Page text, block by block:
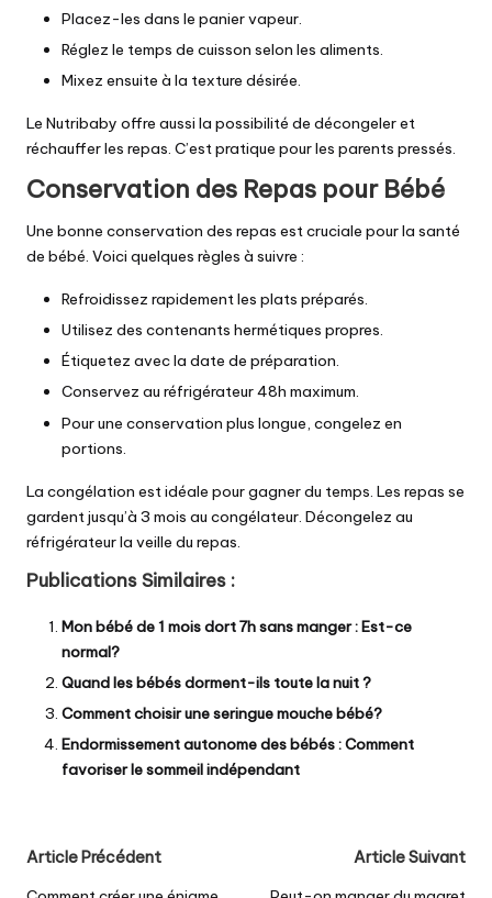
Placez-les dans le panier vapeur.
Réglez le temps de cuisson selon les aliments.
Mixez ensuite à la texture désirée.
Le Nutribaby offre aussi la possibilité de décongeler et
réchauffer les repas. C’est pratique pour les parents pressés.
Conservation des Repas pour Bébé
Une bonne conservation des repas est cruciale pour la santé
de bébé. Voici quelques règles à suivre :
Refroidissez rapidement les plats préparés.
Utilisez des contenants hermétiques propres.
Étiquetez avec la date de préparation.
Conservez au réfrigérateur 48h maximum.
Pour une conservation plus longue, congelez en
portions.
La congélation est idéale pour gagner du temps. Les repas se
gardent jusqu’à 3 mois au congélateur. Décongelez au
réfrigérateur la veille du repas.
Publications Similaires :
Mon bébé de 1 mois dort 7h sans manger : Est-ce
normal?
Quand les bébés dorment-ils toute la nuit ?
Comment choisir une seringue mouche bébé?
Endormissement autonome des bébés : Comment
favoriser le sommeil indépendant
Post
Article Précédent
Article Suivant